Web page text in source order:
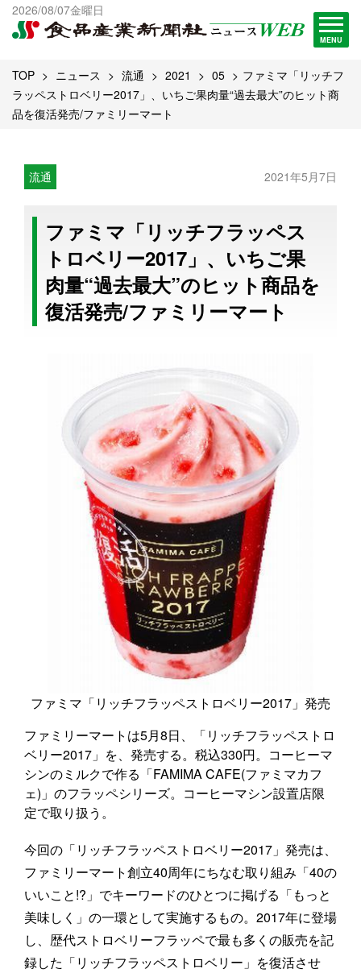
2026/08/07金曜日
MENU
出版物一覧へ
試読・購読申し込み
TOP ニュース 流通 2021 05
ファミマ「リッチフ
ラッペストロベリー2017」、いちご果肉量“過去最大”のヒット商
品を復活発売/ファミリーマート
流通 2021年5月7日
ファミマ「リッチフラッペス
トロベリー2017」、いちご果
肉量“過去最大”のヒット商品を
復活発売/ファミリーマート
ファミマ「リッチフラッペストロベリー2017」発売
ファミリーマートは5月8日、「リッチフラッペストロ
ベリー2017」を、発売する。税込330円。コーヒーマ
シンのミルクで作る「FAMIMA CAFE(ファミマカフ
ェ)」のフラッペシリーズ。コーヒーマシン設置店限
定で取り扱う。
今回の「リッチフラッペストロベリー2017」発売は、
ファミリーマート創立40周年にちなむ取り組み「40の
いいこと!?」でキーワードのひとつに掲げる「もっと
美味しく」の一環として実施するもの。2017年に登場
し、歴代ストロベリーフラッペで最も多くの販売を記
録した「リッチフラッペストロベリー」を復活させ